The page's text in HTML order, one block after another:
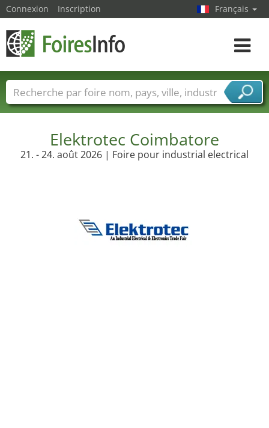
Elektrotec Coimbatore
21. - 24. août 2026 | Foire pour industrial electrical
Connexion Inscription Français
Toggle
Foire noms Pays Villes
Secteurs de foire